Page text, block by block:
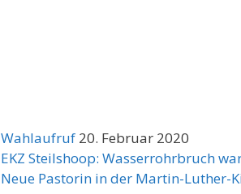
Wahlaufruf 20. Februar 2020
EKZ Steilshoop: Wasserrohrbruch
Neue Pastorin in der Martin-Luther-